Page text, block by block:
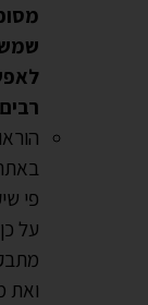
פי
על
ואת